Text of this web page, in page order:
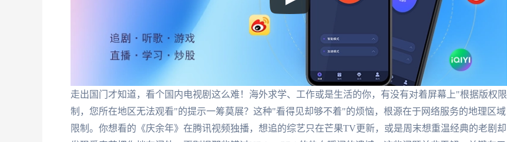
走出国门才知道，看个国内电视剧这么难！海外求学、工作或是生活的你，有没有对着屏幕上"根据版权限
制，您所在地区无法观看"的提示一筹莫展？这种"看得见却够不着"的烦恼，根源在于网络服务的地理区域
限制。你想看的《庆余年》在腾讯视频独播，想追的综艺只在芒果TV更新，或是周末想重温经典的老剧却